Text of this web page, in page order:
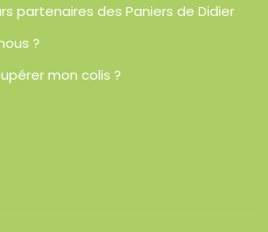
partenaires des Paniers de Didier
?
mon colis ?